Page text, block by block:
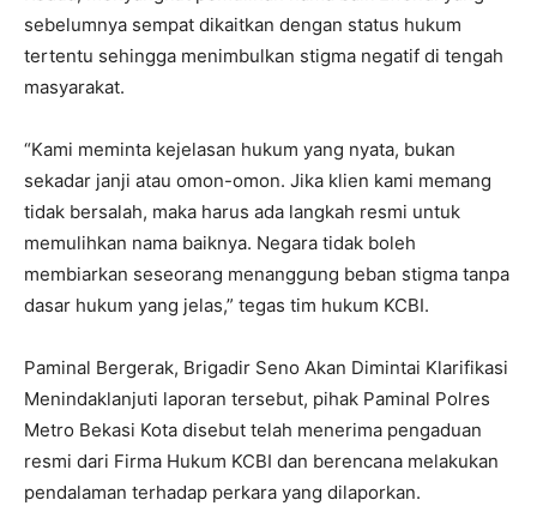
sebelumnya sempat dikaitkan dengan status hukum
tertentu sehingga menimbulkan stigma negatif di tengah
masyarakat.
“Kami meminta kejelasan hukum yang nyata, bukan
sekadar janji atau omon-omon. Jika klien kami memang
tidak bersalah, maka harus ada langkah resmi untuk
memulihkan nama baiknya. Negara tidak boleh
membiarkan seseorang menanggung beban stigma tanpa
dasar hukum yang jelas,” tegas tim hukum KCBI.
Paminal Bergerak, Brigadir Seno Akan Dimintai Klarifikasi
Menindaklanjuti laporan tersebut, pihak Paminal Polres
Metro Bekasi Kota disebut telah menerima pengaduan
resmi dari Firma Hukum KCBI dan berencana melakukan
pendalaman terhadap perkara yang dilaporkan.